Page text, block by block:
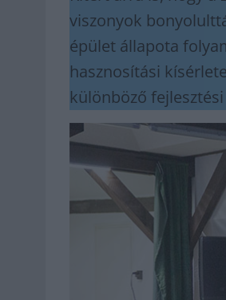
viszonyok
épület állapota
hasznosítási
különböző